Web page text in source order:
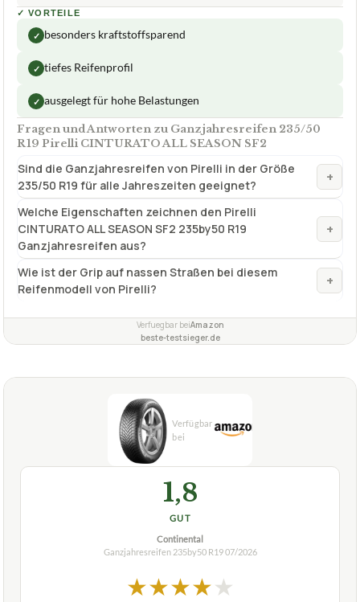
✓ VORTEILE
✓ besonders kraftstoffsparend
✓ tiefes Reifenprofil
✓ ausgelegt für hohe Belastungen
Fragen und Antworten zu Ganzjahresreifen 235/50
R19 Pirelli CINTURATO ALL SEASON SF2
Sind die Ganzjahresreifen von Pirelli in der Größe
235/50 R19 für alle Jahreszeiten geeignet?
+
Welche Eigenschaften zeichnen den Pirelli
CINTURATO ALL SEASON SF2 235by50 R19
Ganzjahresreifen aus?
+
Wie ist der Grip auf nassen Straßen bei diesem
Reifenmodell von Pirelli?
+
Verfuegbar beiAmazon
beste-testsieger.de
1,8
GUT
Continental
Ganzjahresreifen 235by50 R1907/2026
★★★★★